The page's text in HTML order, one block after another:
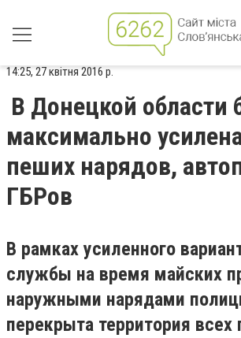
14:25, 27 квітня 2016 р.
В Донецкой области
максимально
пеших нарядов,
ГБРов
В рамках усиленного
службы на время майских
наружными нарядами
перекрыта территория всех